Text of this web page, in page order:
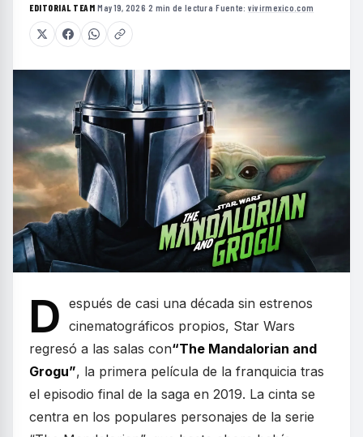
EDITORIAL TEAM·May 19, 2026·2 min de lectura·Fuente: vivirmexico.com
D espués de casi una década sin estrenos
cinematográficos propios, Star Wars
regresó a las salas con“The Mandalorian and
Grogu”, la primera película de la franquicia tras
el episodio final de la saga en 2019. La cinta se
centra en los populares personajes de la serie